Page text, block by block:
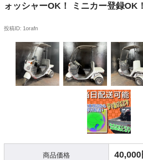
ォッシャーOK！ ミニカー登録OK
投稿ID: 1orafn
商品価格 40,000